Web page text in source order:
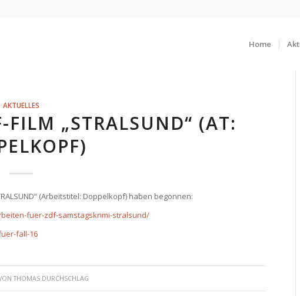
Home
AKTUELLES
FILM „STRALSUND“ (AT:
(Arbeitstitel: Doppelkopf) haben begonnen:
fuer-zdf-samstagskrimi-stralsund/
fall-16
THOMAS DURCHSCHLAG